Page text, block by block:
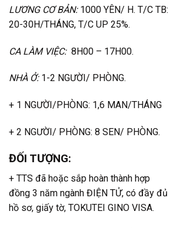
LƯƠNG CƠ BẢN:1000 YÊN/ H. T/C TB:
20-30H/THÁNG, T/C UP 25%.
CA LÀM VIỆC: 8H00 – 17H00.
NHÀ Ở:1-2 NGƯỜI/ PHÒNG.
+ 1 NGƯỜI/PHÒNG: 1,6 MAN/THÁNG
+ 2 NGƯỜI/ PHÒNG: 8 SEN/ PHÒNG.
ĐỐI TƯỢNG:
+ TTS đã hoặc sắp hoàn thành hợp
đồng 3 năm ngành ĐIỆN TỬ, có đầy đủ
hồ sơ, giấy tờ, TOKUTEI GINO VISA.